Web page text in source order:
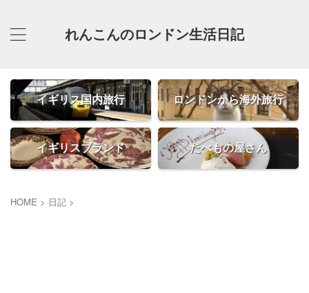
れんこんのロンドン生活日記
イギリス国内旅行 ロンドンから海外旅行
イギリスブランド たべもの屋さん
HOME > 日記 >